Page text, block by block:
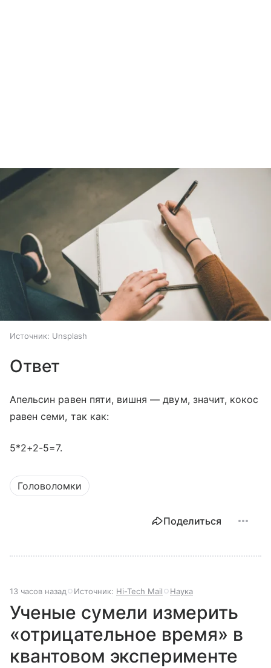
Источник: Unsplash
Ответ
Апельсин равен пяти, вишня — двум, значит, кокос
равен семи, так как:
5*2+2-5=7.
Головоломки
Поделиться
13 часов назад Источник: Hi-Tech Mail Наука
Ученые сумели измерить
«отрицательное время» в
квантовом эксперименте